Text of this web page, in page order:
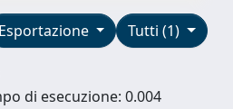
Tutti (1)
Esportazione
di esecuzione: 0.004